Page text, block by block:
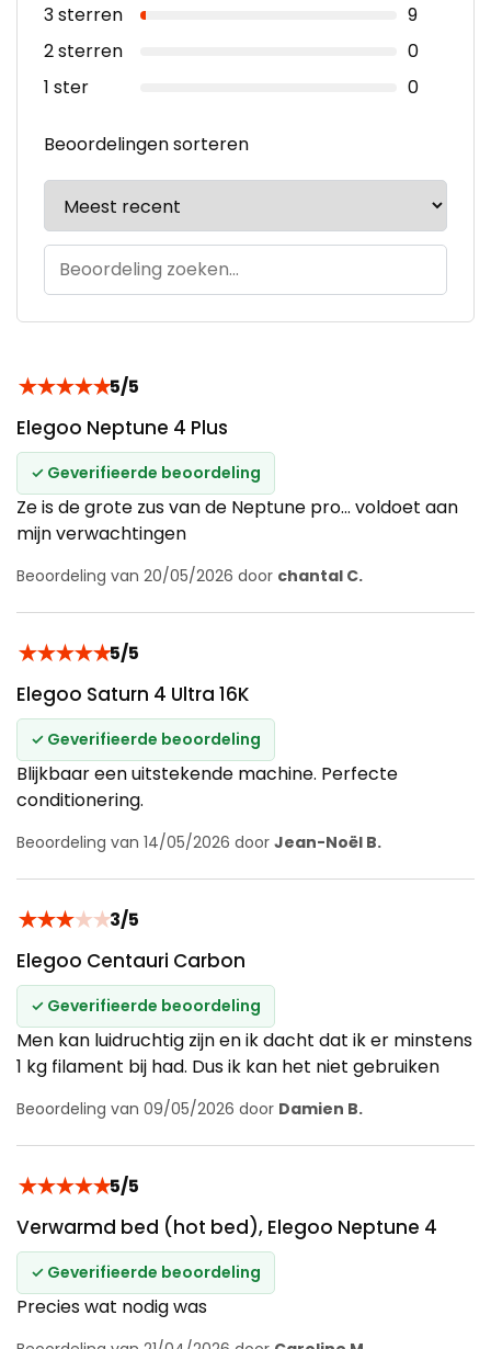
3 sterren
9
2 sterren
0
1 ster
0
Beoordelingen sorteren
★★★★★5/5
Elegoo Neptune 4 Plus
✓ Geverifieerde beoordeling
Ze is de grote zus van de Neptune pro... voldoet aan
mijn verwachtingen
Beoordeling van 20/05/2026 door chantal C.
★★★★★5/5
Elegoo Saturn 4 Ultra 16K
✓ Geverifieerde beoordeling
Blijkbaar een uitstekende machine. Perfecte
conditionering.
Beoordeling van 14/05/2026 door Jean-Noël B.
★★★★★3/5
Elegoo Centauri Carbon
✓ Geverifieerde beoordeling
Men kan luidruchtig zijn en ik dacht dat ik er minstens
1 kg filament bij had. Dus ik kan het niet gebruiken
Beoordeling van 09/05/2026 door Damien B.
★★★★★5/5
Verwarmd bed (hot bed), Elegoo Neptune 4
✓ Geverifieerde beoordeling
Precies wat nodig was